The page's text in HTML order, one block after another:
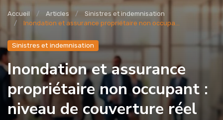
Accueil Articles
Sinistres et indemnisation
Inondation et assurance propriétaire non occupa...
Sinistres et indemnisation
Inondation et assurance
propriétaire non occupant :
niveau de couverture réel